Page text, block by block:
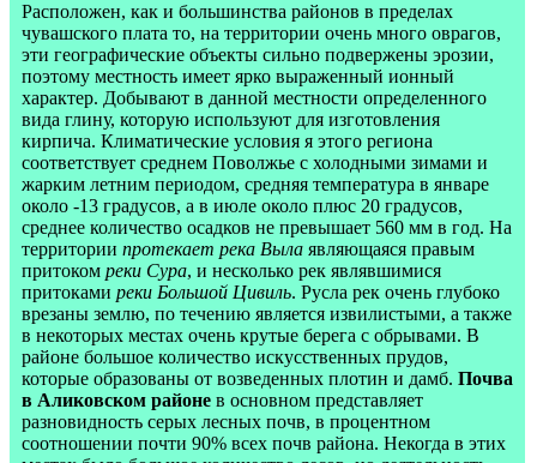
Расположен, как и большинства районов в пределах
чувашского плата то, на территории очень много оврагов,
эти географические объекты сильно подвержены эрозии,
поэтому местность имеет ярко выраженный ионный
характер. Добывают в данной местности определенного
вида глину, которую используют для изготовления
кирпича. Климатические условия я этого региона
соответствует среднем Поволжье с холодными зимами и
жарким летним периодом, средняя температура в январе
около -13 градусов, а в июле около плюс 20 градусов,
среднее количество осадков не превышает 560 мм в год. На
территории протекает река Выла являющаяся правым
притоком реки Сура, и несколько рек являвшимися
притоками реки Большой Цивиль. Русла рек очень глубоко
врезаны землю, по течению является извилистыми, а также
в некоторых местах очень крутые берега с обрывами. В
районе большое количество искусственных прудов,
которые образованы от возведенных плотин и дамб. Почва
в Аликовском районе в основном представляет
разновидность серых лесных почв, в процентном
соотношении почти 90% всех почв района. Некогда в этих